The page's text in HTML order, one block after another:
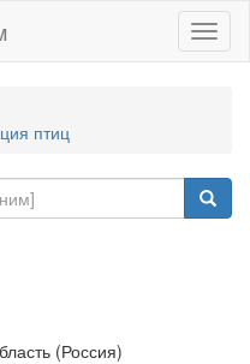
птиц
(Россия)